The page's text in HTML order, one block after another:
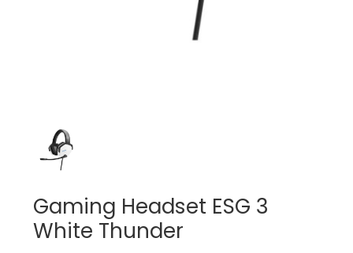
Gaming Headset ESG 3
White Thunder